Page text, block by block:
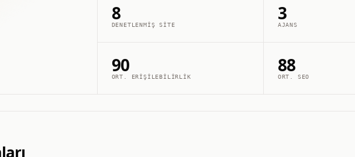
8
DENETLENMIŞ SITE
3
AJANS
90
ORT. ERIŞILEBILIRLIK
88
ORT. SEO